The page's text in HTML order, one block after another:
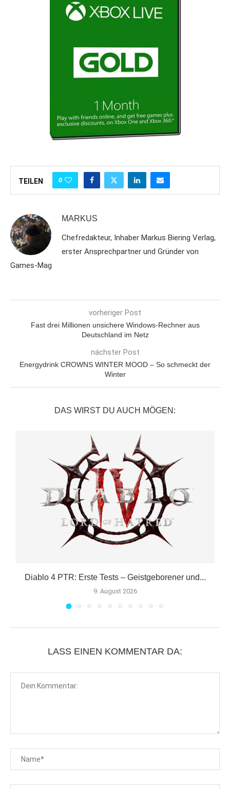
TEILEN 0
MARKUS
Chefredakteur, Inhaber Markus Biering Verlag,
erster Ansprechpartner und Gründer von
Games-Mag
vorheriger Post
Fast drei Millionen unsichere Windows-Rechner aus
Deutschland im Netz
nächster Post
Energydrink CROWNS WINTER MOOD – So schmeckt der
Winter
DAS WIRST DU AUCH MÖGEN:
Diablo 4 PTR: Erste Tests – Geistgeborener und...
9. August 2026
LASS EINEN KOMMENTAR DA: